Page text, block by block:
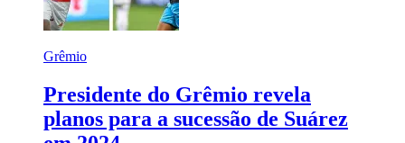
Grêmio
Presidente do Grêmio revela
planos para a sucessão de Suárez